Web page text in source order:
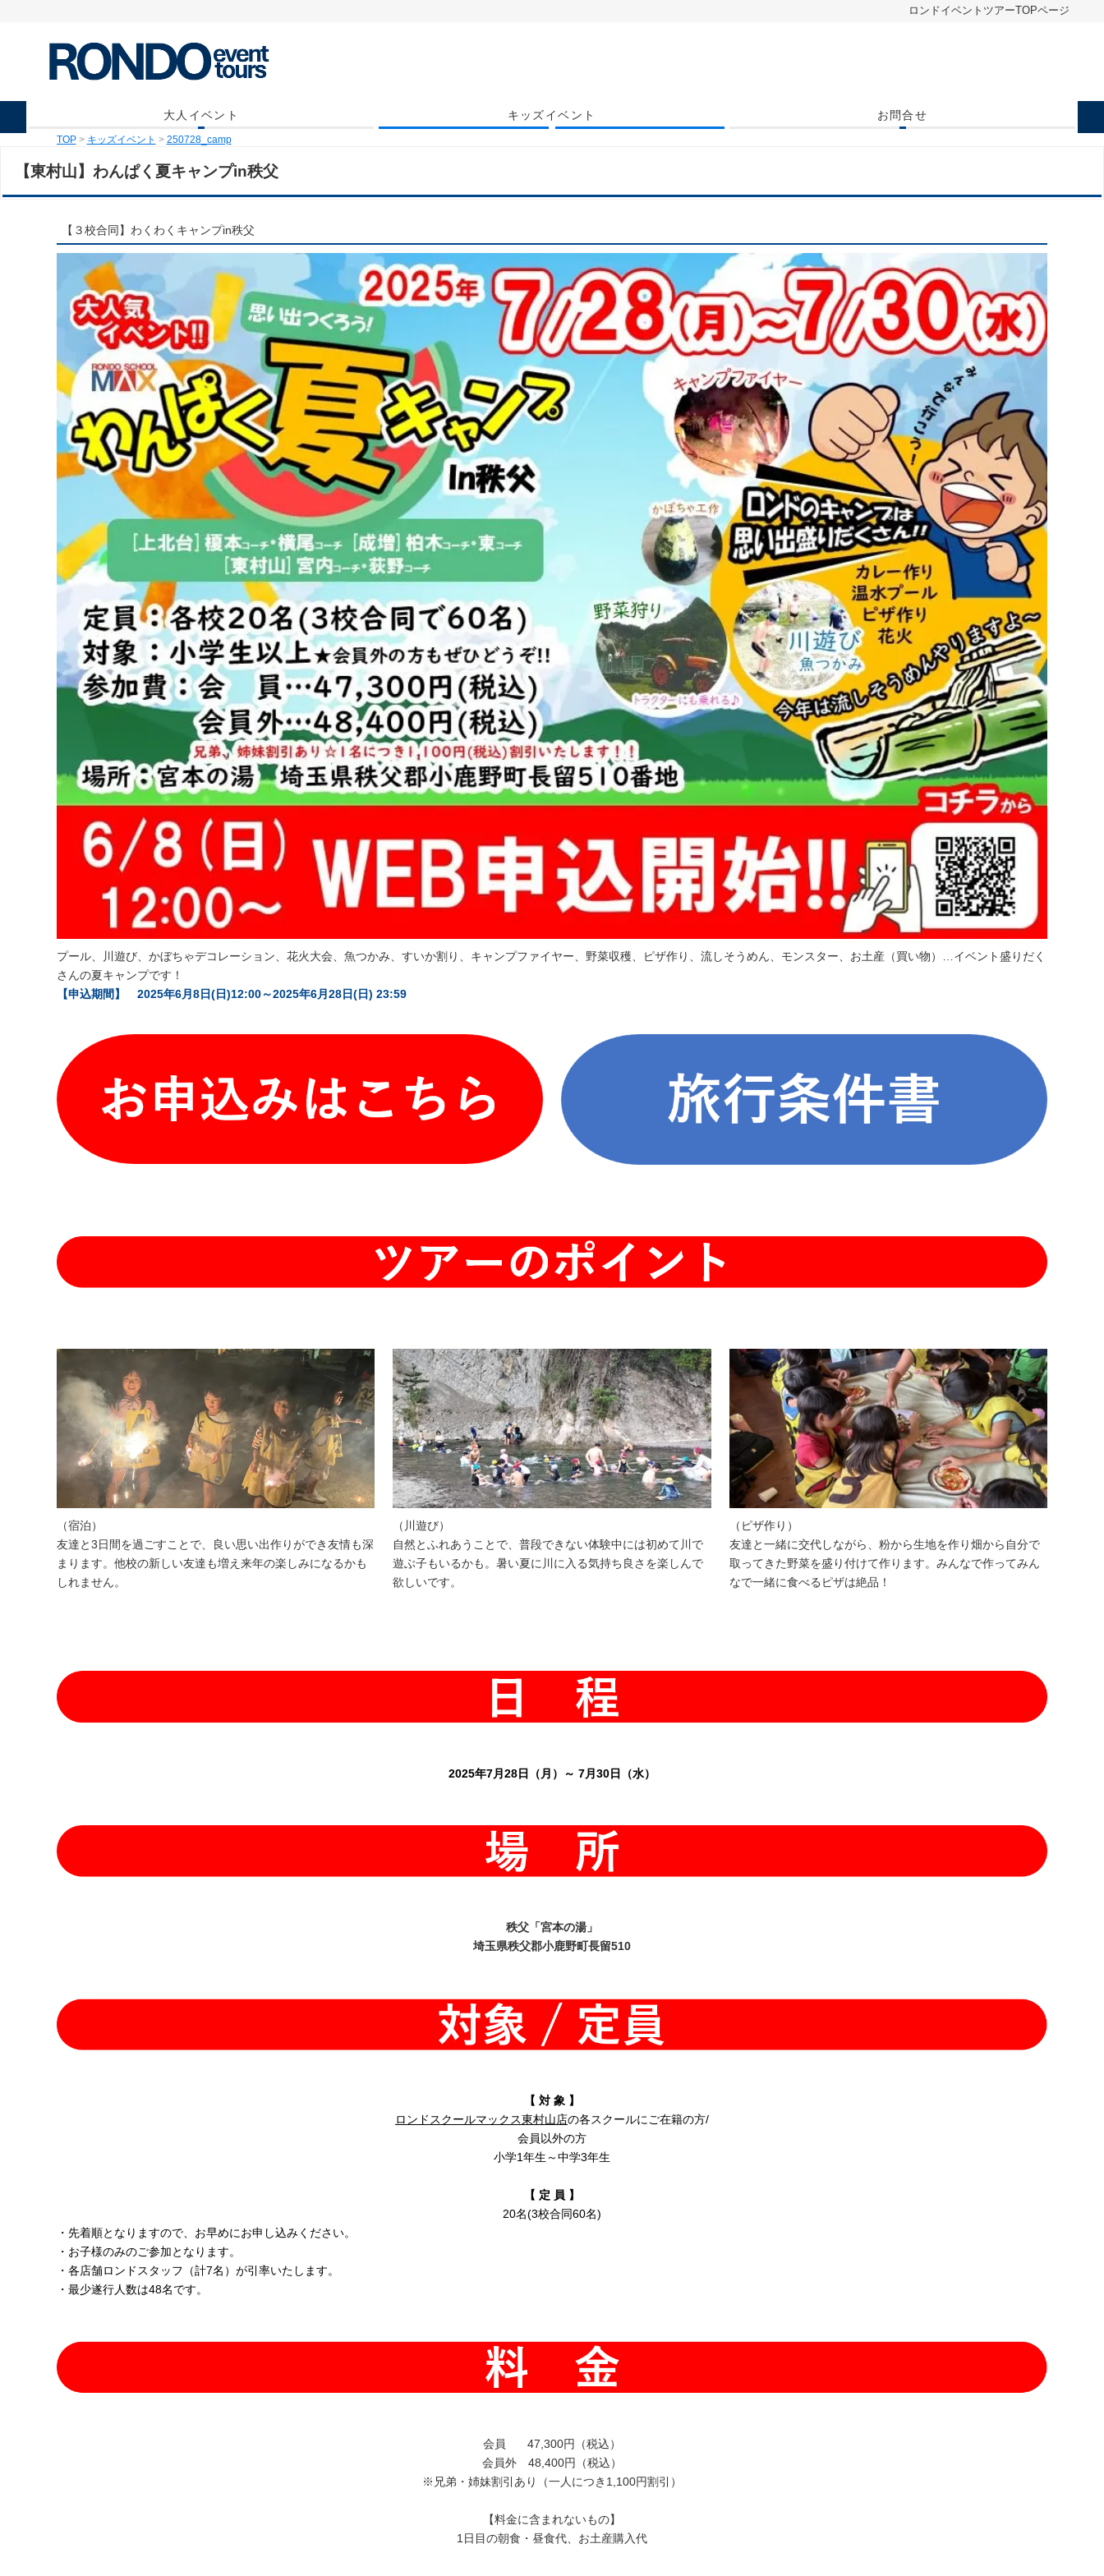
ロンドイベントツアーTOPページ
大人イベント キッズイベント お問合せ
TOP > キッズイベント > 250728_camp
【東村山】わんぱく夏キャンプin秩父
【３校合同】わくわくキャンプin秩父
プール、川遊び、かぼちゃデコレーション、花火大会、魚つかみ、すいか割り、キャンプファイヤー、野菜収穫、ピザ作り、流しそうめん、モンスター、お土産（買い物）…イベント盛りだく
さんの夏キャンプです！
【申込期間】 2025年6月8日(日)12:00～2025年6月28日(日) 23:59
（宿泊）
友達と3日間を過ごすことで、良い思い出作りができ友情も深
まります。他校の新しい友達も増え来年の楽しみになるかも
しれません。
（川遊び）
自然とふれあうことで、普段できない体験中には初めて川で
遊ぶ子もいるかも。暑い夏に川に入る気持ち良さを楽しんで
欲しいです。
（ピザ作り）
友達と一緒に交代しながら、粉から生地を作り畑から自分で
取ってきた野菜を盛り付けて作ります。みんなで作ってみん
なで一緒に食べるピザは絶品！
2025年7月28日（月）～ 7月30日（水）
秩父「宮本の湯」
埼玉県秩父郡小鹿野町長留510
【 対 象 】
ロンドスクールマックス東村山店の各スクールにご在籍の方/
会員以外の方
小学1年生～中学3年生
【 定 員 】
20名(3校合同60名)
・先着順となりますので、お早めにお申し込みください。
・お子様のみのご参加となります。
・各店舗ロンドスタッフ（計7名）が引率いたします。
・最少遂行人数は48名です。
会員 47,300円（税込）
会員外 48,400円（税込）
※兄弟・姉妹割引あり（一人につき1,100円割引）
【料金に含まれないもの】
1日目の朝食・昼食代、お土産購入代